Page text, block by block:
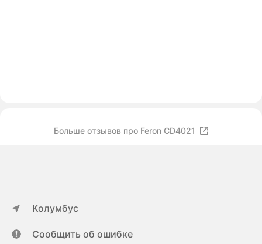
Больше отзывов про Feron CD4021
Колумбус
Сообщить об ошибке